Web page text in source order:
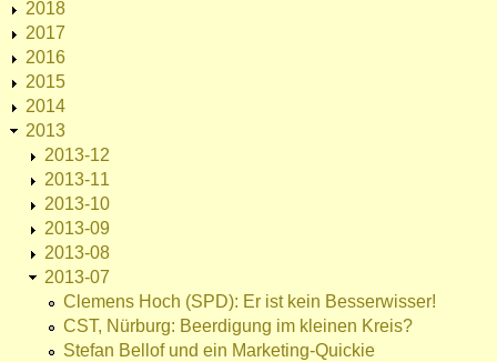
2018
2017
2016
2015
2014
2013
2013-12
2013-11
2013-10
2013-09
2013-08
2013-07
Clemens Hoch (SPD): Er ist kein Besserwisser!
CST, Nürburg: Beerdigung im kleinen Kreis?
Stefan Bellof und ein Marketing-Quickie